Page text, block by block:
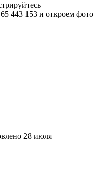
443 153 и откроем фото
28 июля